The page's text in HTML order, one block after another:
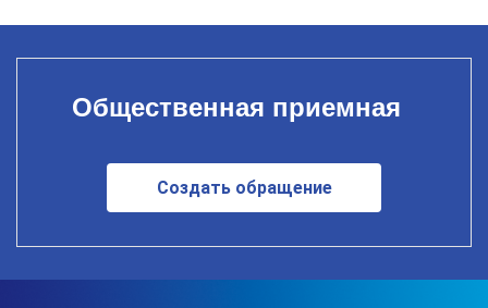
Общественная приемная
Создать обращение